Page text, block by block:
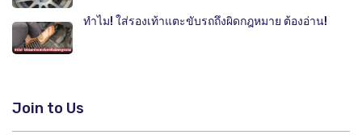
ทำไม! ใส่รองเท้าแตะขับรถถึงผิดกฎหมาย ต้องอ่าน!
Join to Us